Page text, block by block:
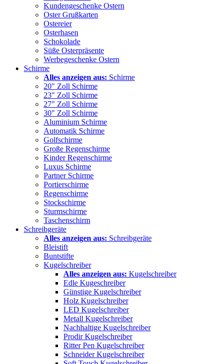
Kundengeschenke Ostern
Oster Grußkarten
Ostereier
Osterhasen
Schokolade
Süße Osterpräsente
Werbegeschenke Ostern
Schirme
Alles anzeigen aus: Schirme
20" Zoll Schirme
23" Zoll Schirme
27" Zoll Schirme
30" Zoll Schirme
Aluminium Schirme
Automatik Schirme
Golfschirme
Große Regenschirme
Kinder Regenschirme
Luxus Schirme
Partner Schirme
Portierschirme
Regenschirme
Stockschirme
Sturmschirme
Taschenschirm
Schreibgeräte
Alles anzeigen aus: Schreibgeräte
Bleistift
Buntstifte
Kugelschreiber
Alles anzeigen aus: Kugelschreiber
Edle Kugeschreiber
Günstige Kugelschreiber
Holz Kugelschreiber
LED Kugelschreiber
Metall Kugelschreiber
Nachhaltige Kugelschreiber
Prodir Kugelschreiber
Ritter Pen Kugelschreiber
Schneider Kugelschreiber